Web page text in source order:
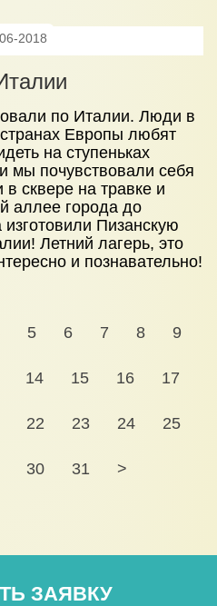
2018
по Италии. Люди в
Европы любят
на ступеньках
мы почувствовали себя
сквере на травке и
аллее города до
Пизанскую
Летний лагерь, это
и познавательно!
5 6 7 8 9
14 15 16 17
22 23 24 25
30 31 >
ЗАЯВКУ